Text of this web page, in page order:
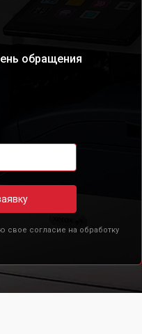
обращения
свое согласие на обработку